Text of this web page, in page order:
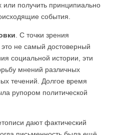
получить принципиально
события.
. С точки зрения
не самый достоверный
социальной истории, эти
мнений различных
течений. Долгое время
рупором политической
дают фактический